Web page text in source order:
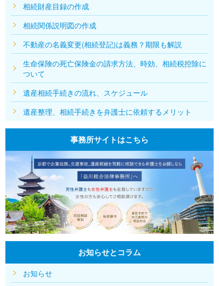
相続財産目録の作成
相続関係説明図の作成
不動産の名義変更(相続登記)は義務？期限も解説
生命保険の死亡保険金の請求方法、時効、相続税控除に
ついて
遺産相続手続きの流れ、スケジュール
遺産整理、相続手続きを弁護士に依頼するメリット
事務所サイトはこちら
お知らせとコラム
お知らせ